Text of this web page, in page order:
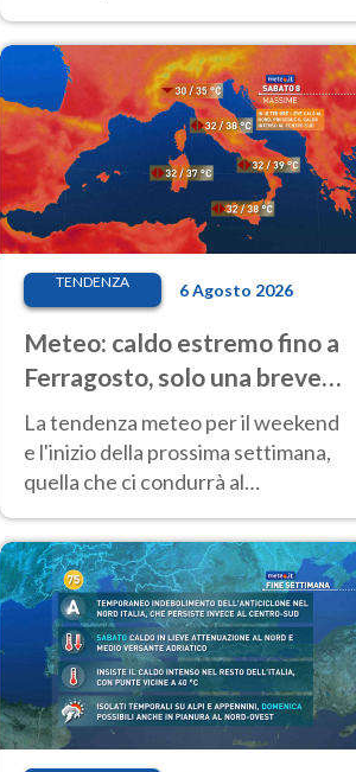
anche al Nord.
TENDENZA 6 Agosto 2026
Meteo: caldo estremo fino a
Ferragosto, solo una breve
pausa. Ecco dove
La tendenza meteo per il weekend
e l'inizio della prossima settimana,
quella che ci condurrà al
temperature molto elevate